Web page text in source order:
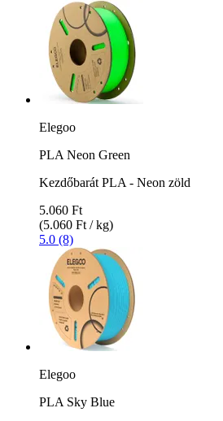
Elegoo
PLA Neon Green
Kezdőbarát PLA - Neon zöld
5.060 Ft
(5.060 Ft / kg)
5.0 (8)
Elegoo
PLA Sky Blue